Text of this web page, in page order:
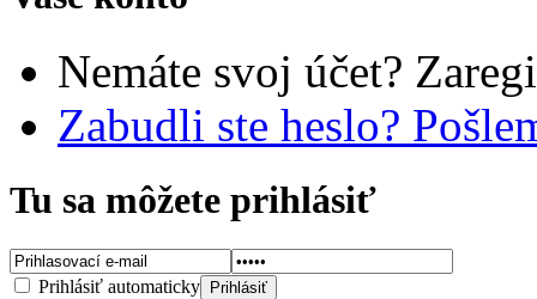
Nemáte svoj účet?
Zabudli ste heslo?
Tu sa môžete prihlásiť
Prihlásiť automaticky